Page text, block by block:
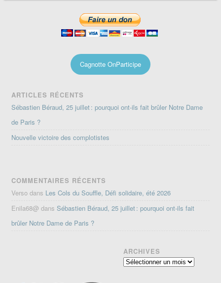
Cagnotte OnParticipe
ARTICLES RÉCENTS
Sébastien Béraud, 25 juillet : pourquoi ont-ils fait brûler Notre Dame
de Paris ?
Nouvelle victoire des complotistes
COMMENTAIRES RÉCENTS
Verso dans Les Cols du Souffle, Défi solidaire, été 2026
Enila68@ dansSébastien Béraud, 25 juillet : pourquoi ont-ils fait
brûler Notre Dame de Paris ?
ARCHIVES
Archives